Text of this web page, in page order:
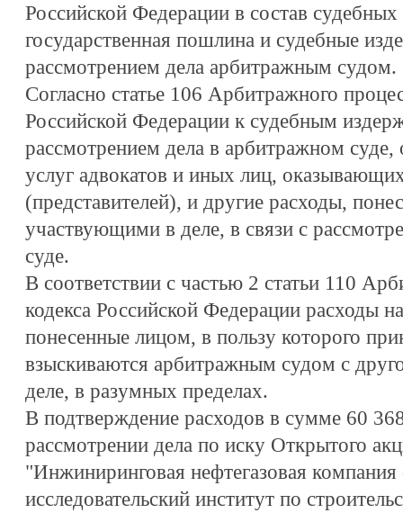
Российской Федерации в состав
государственная пошлина и судебные
рассмотрением дела арбитражным судом.
Согласно статье 106 Арбитражного
Российской Федерации к судебным
рассмотрением дела в арбитражном суде,
услуг адвокатов и иных лиц,
(представителей), и другие расходы,
участвующими в деле, в связи с
суде.
В соответствии с частью 2 статьи 110
кодекса Российской Федерации расходы
понесенные лицом, в пользу которого
взыскиваются арбитражным судом с
деле, в разумных пределах.
В подтверждение расходов в сумме 60
рассмотрении дела по иску Открытого
"Инжиниринговая нефтегазовая
исследовательский институт по